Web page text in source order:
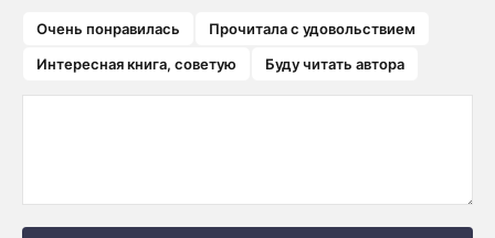
Очень понравилась
Прочитала с удовольствием
Интересная книга, советую
Буду читать автора